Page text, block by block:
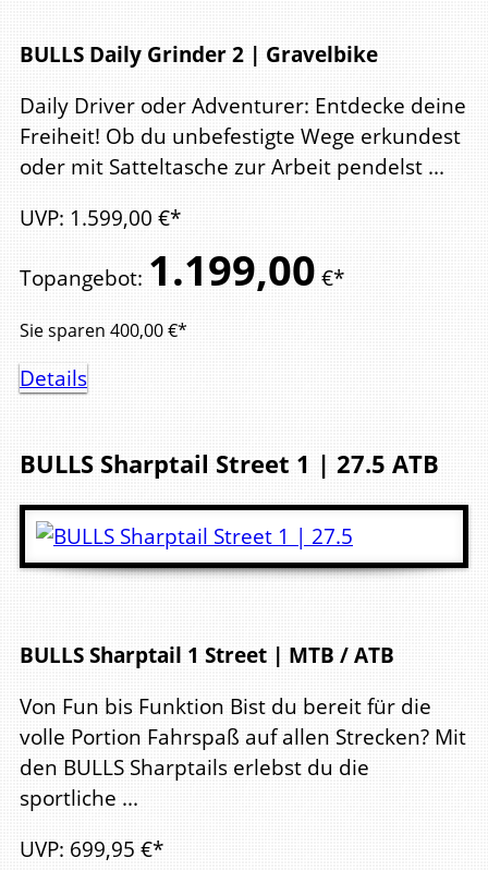
BULLS Daily Grinder 2 | Gravelbike
Daily Driver oder Adventurer: Entdecke deine
Freiheit! Ob du unbefestigte Wege erkundest
oder mit Satteltasche zur Arbeit pendelst ...
UVP: 1.599,00 €*
Topangebot: 1.199,00 €*
Sie sparen 400,00€*
Details
BULLS Sharptail Street 1 | 27.5 ATB
BULLS Sharptail 1 Street | MTB / ATB
Von Fun bis Funktion Bist du bereit für die
volle Portion Fahrspaß auf allen Strecken? Mit
den BULLS Sharptails erlebst du die
sportliche ...
UVP: 699,95 €*